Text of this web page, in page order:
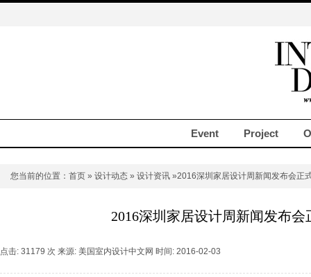
Event Project
您当前的位置： 首页 » 设计动态 » 设计资讯 »2016深圳家居设计周新闻发布会正
2016深圳家居设计周新闻发布会
点击: 31179 次 来源: 美国室内设计中文网 时间: 2016-02-03